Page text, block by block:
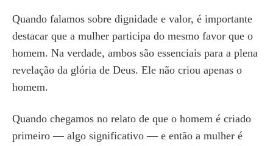
Quando falamos sobre dignidade e valor, é importante
destacar que a mulher participa do mesmo favor que o
homem. Na verdade, ambos são essenciais para a plena
revelação da glória de Deus. Ele não criou apenas o
homem.
Quando chegamos no relato de que o homem é criado
primeiro — algo significativo — e então a mulher é